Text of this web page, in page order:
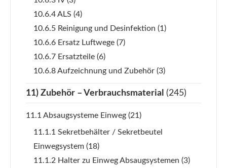
10.6.4 ALS (4)
10.6.5 Reinigung und Desinfektion (1)
10.6.6 Ersatz Luftwege (7)
10.6.7 Ersatzteile (6)
10.6.8 Aufzeichnung und Zubehör (3)
11) Zubehör – Verbrauchsmaterial (245)
11.1 Absaugsysteme Einweg (21)
11.1.1 Sekretbehälter / Sekretbeutel
Einwegsystem (18)
11.1.2 Halter zu Einweg Absaugsystemen (3)